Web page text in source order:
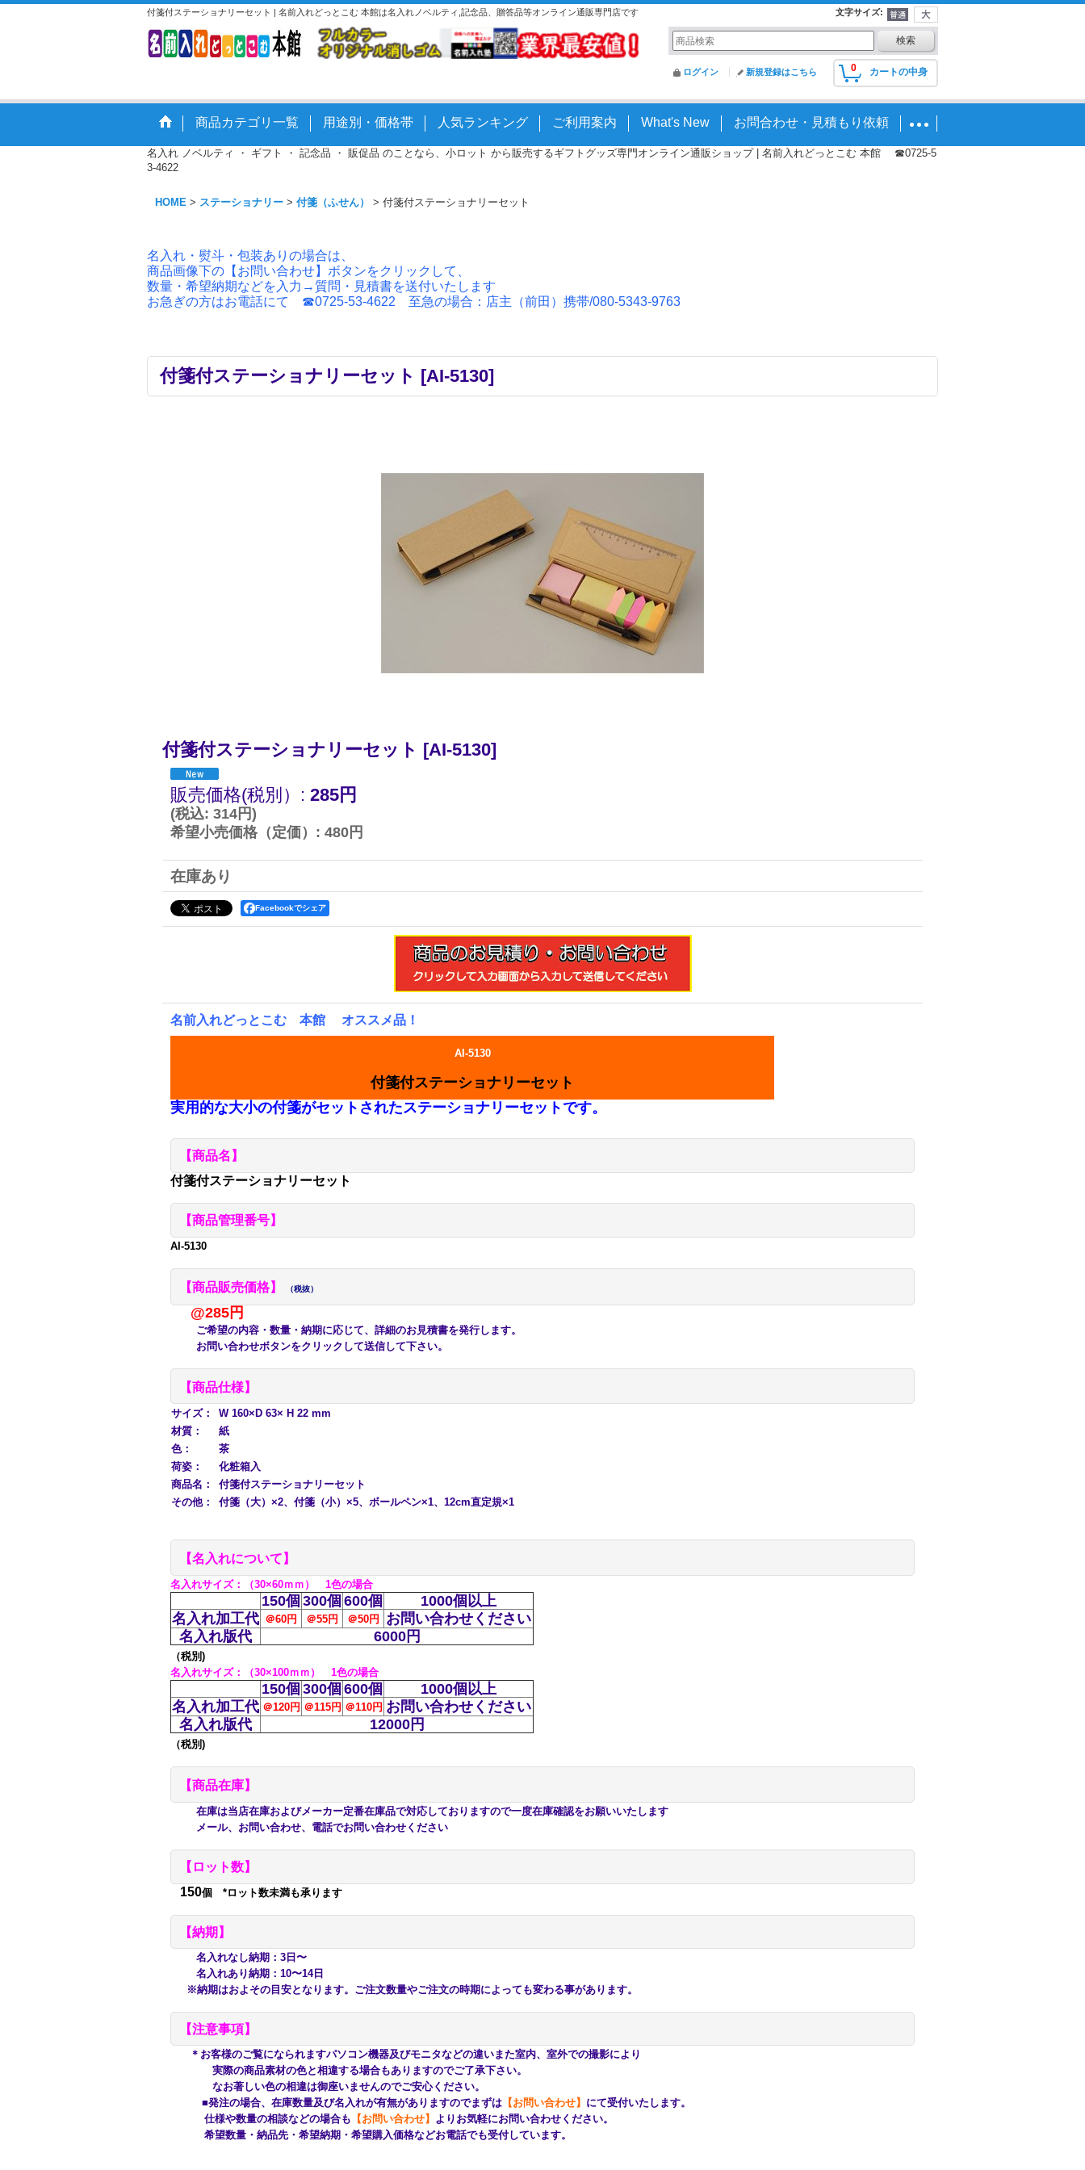
付箋付ステーショナリーセット | 名前入れどっとこむ 本館は名入れノベルティ,記念品、贈答品等オンライン通販専門店です 文字サイズ:
0 カートの中身
ログイン 新規登録はこちら
商品カテゴリ一覧 用途別・価格帯 人気ランキング ご利用案内 What's New お問合わせ・見積もり依頼
名入れ ノベルティ ・ ギフト ・ 記念品 ・ 販促品 のことなら、小ロット から販売するギフトグッズ専門オンライン通販ショップ | 名前入れどっとこむ 本館 ☎0725-5
3-4622
HOME > ステーショナリー > 付箋（ふせん） > 付箋付ステーショナリーセット
名入れ・熨斗・包装ありの場合は、
商品画像下の【お問い合わせ】ボタンをクリックして、
数量・希望納期などを入力→質問・見積書を送付いたします
お急ぎの方はお電話にて ☎0725-53-4622 至急の場合：店主（前田）携帯/080-5343-9763
付箋付ステーショナリーセット [AI-5130]
付箋付ステーショナリーセット [AI-5130]
販売価格(税別） : 285円
(税込: 314円)
希望小売価格（定価） : 480円
在庫あり
Facebookでシェア
名前入れどっとこむ 本館 オススメ品！
AI-5130
付箋付ステーショナリーセット
実用的な大小の付箋がセットされたステーショナリーセットです。
【商品名】
付箋付ステーショナリーセット
【商品管理番号】
AI-5130
【商品販売価格】 （税抜）
@285円
ご希望の内容・数量・納期に応じて、詳細のお見積書を発行します。
お問い合わせボタンをクリックして送信して下さい。
【商品仕様】
サイズ：
W 160×D 63× H 22 mm
材質：
紙
色：
茶
荷姿：
化粧箱入
商品名：
付箋付ステーショナリーセット
その他：
付箋（大）×2、付箋（小）×5、ボールペン×1、12cm直定規×1
【名入れについて】
名入れサイズ：（30×60ｍｍ） 1色の場合
150個 300個 600個
1000個以上
名入れ加工代 ＠60円 ＠55円 ＠50円
お問い合わせください
名入れ版代
6000円
（税別)
名入れサイズ：（30×100ｍｍ） 1色の場合
150個 300個 600個
1000個以上
名入れ加工代 ＠120円 ＠115円 ＠110円 お問い合わせください
名入れ版代
12000円
（税別)
【商品在庫】
在庫は当店在庫およびメーカー定番在庫品で対応しておりますので一度在庫確認をお願いいたします
メール、お問い合わせ、電話でお問い合わせください
【ロット数】
150個 *ロット数未満も承ります
【納期】
名入れなし納期：3日〜
名入れあり納期：10〜14日
※納期はおよその目安となります。ご注文数量やご注文の時期によっても変わる事があります。
【注意事項】
＊お客様のご覧になられますパソコン機器及びモニタなどの違いまた室内、室外での撮影により
実際の商品素材の色と相違する場合もありますのでご了承下さい。
なお著しい色の相違は御座いませんのでご安心ください。
■発注の場合、在庫数量及び名入れが有無がありますのでまずは 【お問い合わせ】 にて受付いたします。
仕様や数量の相談などの場合も 【お問い合わせ】 よりお気軽にお問い合わせください。
希望数量・納品先・希望納期・希望購入価格などお電話でも受付しています。